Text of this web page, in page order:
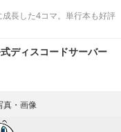
長した4コマ。単行本も好評
ディスコードサーバー
真・画像